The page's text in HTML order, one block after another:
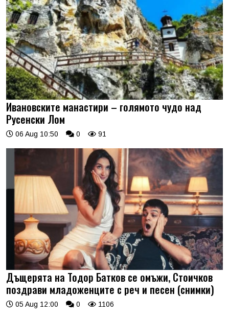
Ивановските манастири – голямото чудо над
Русенски Лом
06 Aug 10:50 0 91
Дъщерята на Тодор Батков се омъжи, Стоичков
поздрави младоженците с реч и песен (снимки)
05 Aug 12:00 0 1106